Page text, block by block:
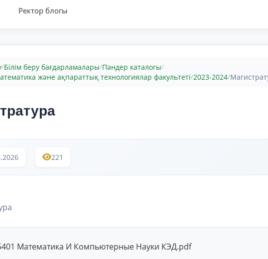
Ректор блогы
/Білім беру бағдарламалары/Пәндер каталогы/
және ақпараттық технологиялар факультеті/2023-2024/
221
Математика И Компьютерные Науки КЭД.pdf